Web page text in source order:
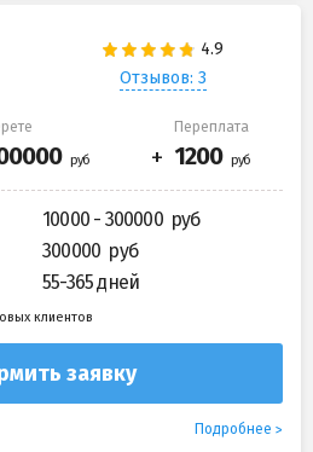
Отзывов: 3
Переплата
10000 - 300000
300000
55-365 дней
клиентов
заявку
Подробнее